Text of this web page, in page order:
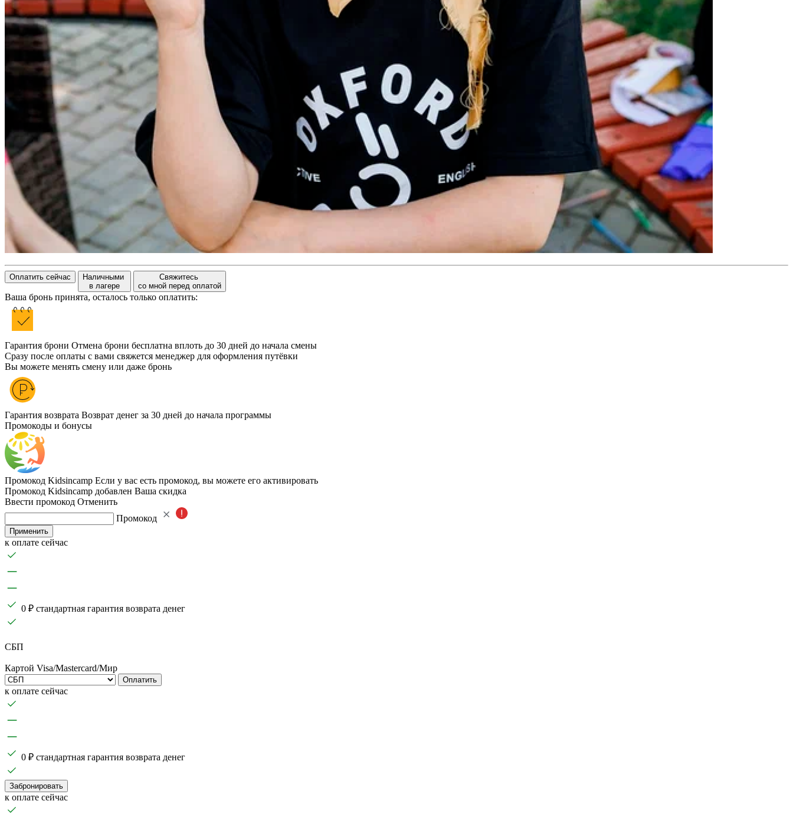
Оплатить сейчас
Наличными
в лагере
Свяжитесь
со мной перед оплатой
Ваша бронь принята, осталось только оплатить:
Гарантия брони Отмена брони бесплатна вплоть до 30 дней до начала смены
Сразу после оплаты с вами свяжется менеджер для оформления путёвки
Вы можете менять смену или даже бронь
Гарантия возврата Возврат денег за 30 дней до начала программы
Промокоды и бонусы
Промокод Kidsincamp Если у вас есть промокод, вы можете его активировать
Промокод Kidsincamp добавлен Ваша скидка
Ввести промокод Отменить
Промокод
Применить
к оплате сейчас
0 ₽ стандартная гарантия возврата денег
СБП
Картой Visa/Mastercard/Мир
Оплатить
к оплате сейчас
0 ₽ стандартная гарантия возврата денег
Забронировать
к оплате сейчас